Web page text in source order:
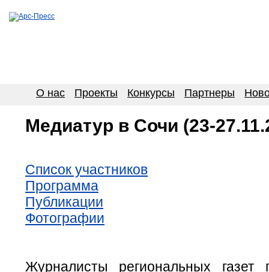
О нас Проекты Конкурсы Партнеры
Медиатур в Сочи (23-
Список участников
Программа
Публикации
Фотографии
Журналисты региональных газет